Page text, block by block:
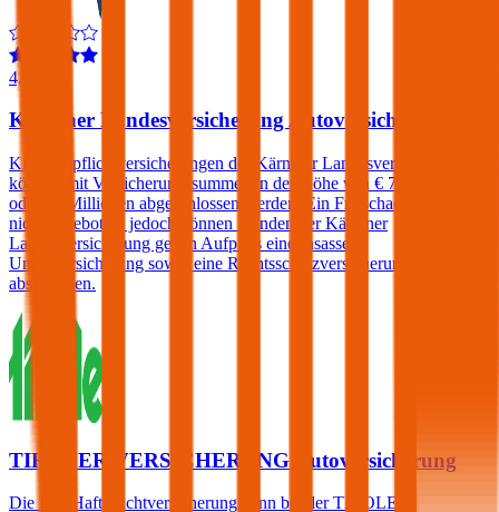
4,0
Kärntner Landesversicherung Autoversicherung
Kfz-Haftpflichtversicherungen der Kärntner Landesversicherung
können mit Versicherungssummen in der Höhe von € 7,6, 10, 15
oder 20 Millionen abgeschlossen werden. Ein Freischaden wird
nicht angeboten, jedoch können Kunden der Kärntner
Landesversicherung gegen Aufpreis eine Insassen-
Unfallversicherung sowie eine Rechtsschutzversicherung
abschließen.
TIROLER VERSICHERUNG Autoversicherung
Die Kfz-Haftpflichtversicherung kann bei der TIROLER